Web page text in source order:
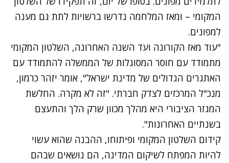
המקומי – ומאז המלחמה נדרשו ברשויות לתת גם מענה
למפונים.
"עוד מאז הקורונה ועד השנה האחרונה, השלטון המקומי
מתמודד עם חוסר המסוגלות של הממשלה להתמודד עם
האתגרים הגדולים של מדינת ישראל", אומר יזהר כרמון,
מנכ"ל המרכזים לצדק חברתי. "זה לא מקרה. החלשת
המגזר הציבורי היא מהלך מכוון שרק הלך והתעצם
בשנתיים האחרונות".
קידום השלטון המקומי ופיתוחו, ההבנה שהוא עשוי
להיות המפתח לשיקום המדינה, הם נושאים שבהם